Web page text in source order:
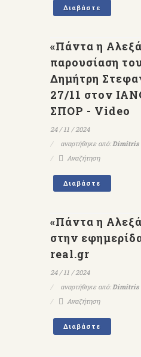
Διαβάστε
«Πάντα η
παρουσίαση
Δημήτρη
27/11 στον
ΣΠΟΡ - Video
24 / 11 / 2024
αναρτήθηκε από:Dimitris
Αναζήτηση
Διαβάστε
«Πάντα η
στην
real.gr
24 / 11 / 2024
αναρτήθηκε από:Dimitris
Αναζήτηση
Διαβάστε